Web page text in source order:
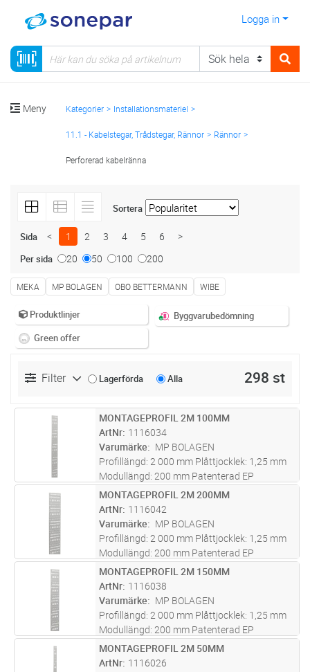
Logga in
Meny Kategorier Installationsmateriel
11.1 - Kabelstegar, Trådstegar, Rännor Rännor
Perforerad kabelränna
Sortera
Sida < 1 2 3 4 5 6 >
Per sida 20 50 100 200
MEKA MP BOLAGEN OBO BETTERMANN WIBE
Produktlinjer
Byggvarubedömning
Green offer
Filter Lagerförda Alla 298 st
ST Lägg i kundvagn
MONTAGEPROFIL 2M 100MM
ArtNr 1116034
Varumärke
MP BOLAGEN
Profillängd: 2 000 mm Plåttjocklek: 1,25 mm
Modullängd: 200 mm Patenterad EP
0813012. Kan på begäran fås lackerad.
ST Lägg i kundvagn
MONTAGEPROFIL 2M 200MM
ArtNr 1116042
Varumärke
MP BOLAGEN
Profillängd: 2 000 mm Plåttjocklek: 1,25 mm
Modullängd: 200 mm Patenterad EP
0813012. Kan på begäran fås lackerad.
ST Lägg i kundvagn
MONTAGEPROFIL 2M 150MM
ArtNr 1116038
Varumärke
MP BOLAGEN
Profillängd: 2 000 mm Plåttjocklek: 1,25 mm
Modullängd: 200 mm Patenterad EP
0813012. Kan på begäran fås lackerad.
ST Lägg i kundvagn
MONTAGEPROFIL 2M 50MM
ArtNr 1116026